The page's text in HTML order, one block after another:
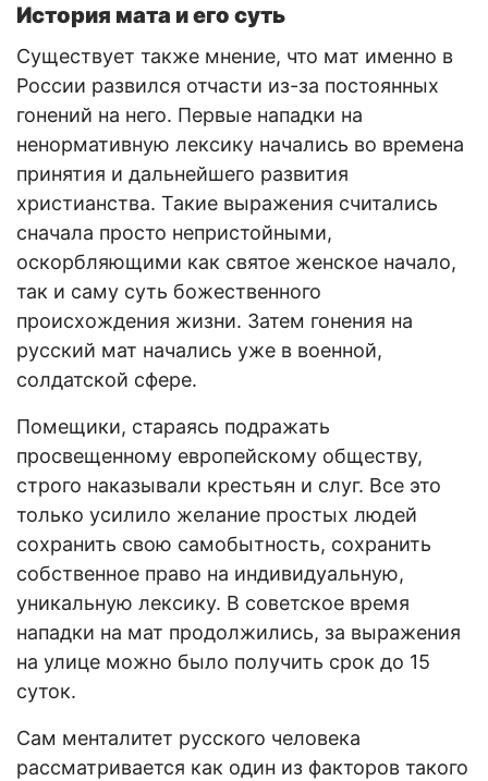
История мата и его суть
Существует также мнение, что мат именно в
России развился отчасти из-за постоянных
гонений на него. Первые нападки на
ненормативную лексику начались во времена
принятия и дальнейшего развития
христианства. Такие выражения считались
сначала просто непристойными,
оскорбляющими как святое женское начало,
так и саму суть божественного
происхождения жизни. Затем гонения на
русский мат начались уже в военной,
солдатской сфере.
Помещики, стараясь подражать
просвещенному европейскому обществу,
строго наказывали крестьян и слуг. Все это
только усилило желание простых людей
сохранить свою самобытность, сохранить
собственное право на индивидуальную,
уникальную лексику. В советское время
нападки на мат продолжились, за выражения
на улице можно было получить срок до 15
суток.
Сам менталитет русского человека
рассматривается как один из факторов такого